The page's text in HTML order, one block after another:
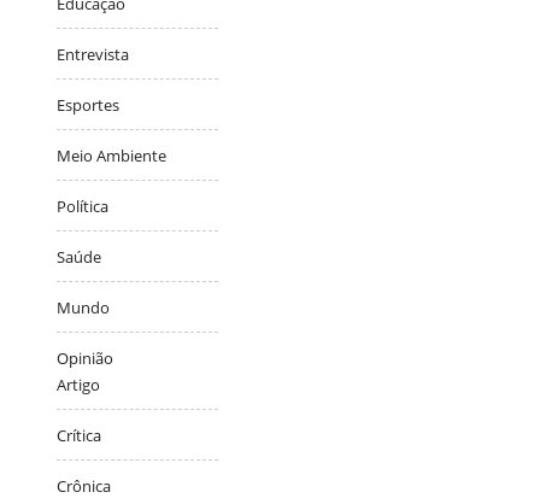
Entrevista
Esportes
Meio Ambiente
Política
Saúde
Mundo
Opinião
Artigo
Crítica
Crônica